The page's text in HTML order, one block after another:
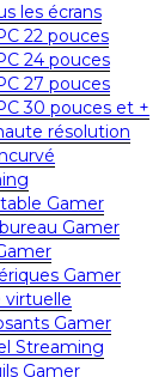
les écrans
22 pouces
24 pouces
27 pouces
30 pouces et +
résolution
Gamer
Gamer
Gamer
virtuelle
Gamer
Streaming
Gamer